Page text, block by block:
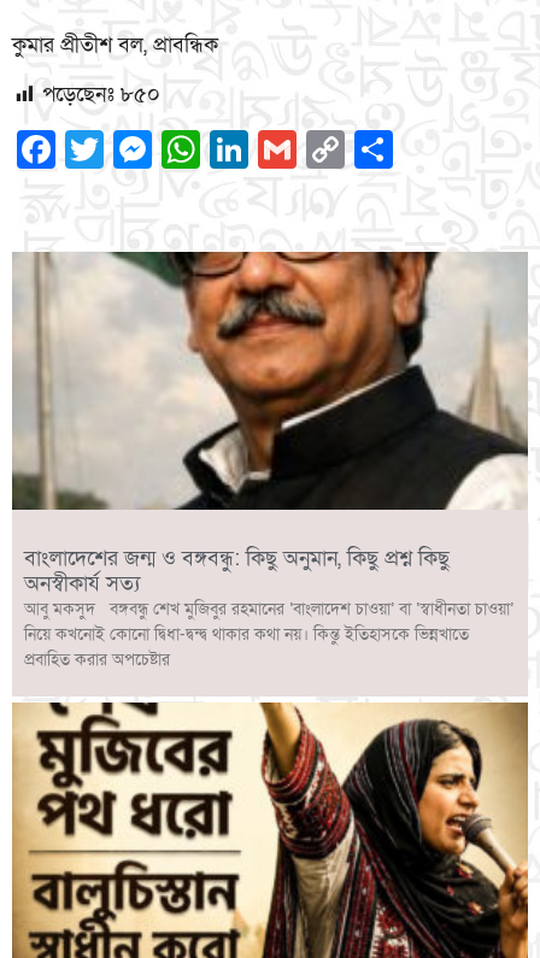
কুমার প্রীতীশ বল, প্রাবন্ধিক
পড়েছেনঃ ৮৫০
Facebook
Twitter
Messenger
WhatsApp
LinkedIn
Gmail
Copy
বাংলাদেশের জন্ম ও বঙ্গবন্ধু: কিছু অনুমান, কিছু প্রশ্ন কিছু
অনস্বীকার্য সত্য
আবু মকসুদ বঙ্গবন্ধু শেখ মুজিবুর রহমানের ‘বাংলাদেশ চাওয়া’ বা ‘স্বাধীনতা চাওয়া’
নিয়ে কখনোই কোনো দ্বিধা-দ্বন্দ্ব থাকার কথা নয়। কিন্তু ইতিহাসকে ভিন্নখাতে
প্রবাহিত করার অপচেষ্টার